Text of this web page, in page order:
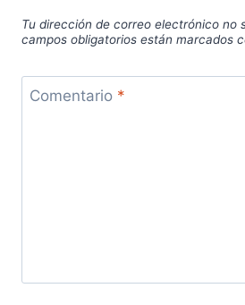
Tu dirección de correo electrónico no
campos obligatorios están marcados
Comentario *